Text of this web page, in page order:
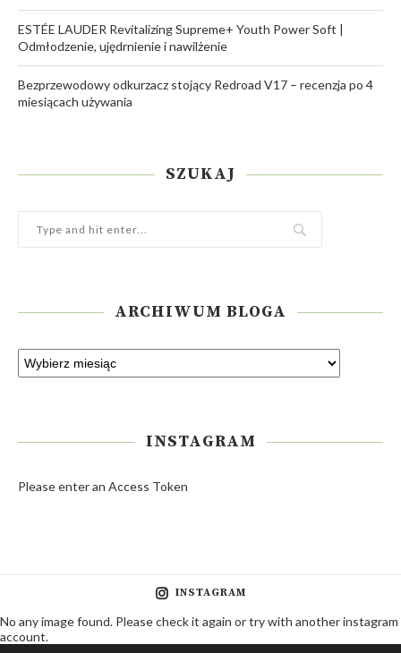
ESTÉE LAUDER Revitalizing Supreme+ Youth Power Soft |
Odmłodzenie, ujędrnienie i nawilżenie
Bezprzewodowy odkurzacz stojący Redroad V17 – recenzja po 4
miesiącach używania
SZUKAJ
ARCHIWUM BLOGA
INSTAGRAM
Please enter an Access Token
INSTAGRAM
No any image found. Please check it again or try with another instagram
account.